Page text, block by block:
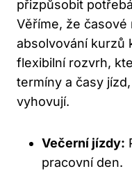
přizpůsobit
Věříme, že
absolvování kurzů
flexibilní rozvrh,
termíny a časy
vyhovují.
Večerní jízdy:
pracovní den.